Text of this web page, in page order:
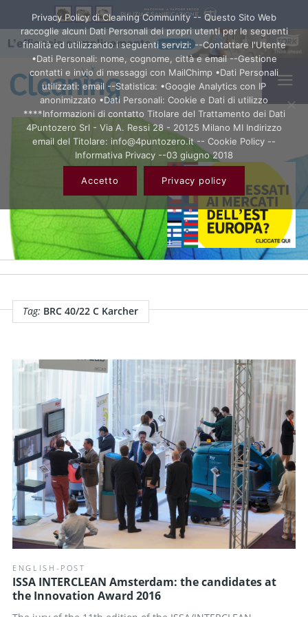
Tag: BRC 40/22 C Karcher
ENGLISH-POST
ISSA INTERCLEAN Amsterdam: the candidates at
the Innovation Award 2016
Privacy Policy di Cleaning Community -- Questo Sito Web
raccoglie alcuni Dati Personali dei propri utenti per le seguenti
finalità ed utilizzando i seguenti servizi: --Contattare l'Utente
•Dati Personali: nome, cognome, città e email --Gestione
contatti e invio di messaggi con MailChimp •Dati Personali
utilizzati: email --Statistica: •Google Analytics con IP
anonimizzato •Dati Personali: Cookie e Dati di utilizzo
****Informazioni di contatto Titolare del Trattamento dei Dati
4Puntozero Srl - Via A. Ressi 28 - 20125 Milano MI Indirizzo
email del Titolare: info@4puntozero.it -- Cookie Policy --
Informativa Privacy --03 giugno 2018
Accetto Privacy policy